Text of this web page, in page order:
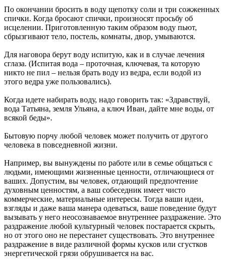
По окончании бросить в воду щепотку соли и три сожженных
спички. Когда бросают спички, произносят просьбу об
исцелении. Приготовленную таким образом воду пьют,
сбрызгивают тело, постель, комнаты, двор, умываются.
Для наговора берут воду испитую, как и в случае лечения
сглаза. (Испитая вода – проточная, ключевая, та которую
никто не пил – нельзя брать воду из ведра, если водой из
этого ведра уже пользовались).
Когда идете набирать воду, надо говорить так: «Здравствуй,
вода Татьяна, земля Ульяна, а ключ Иван, дайте мне воды, от
всякой беды».
Бытовую порчу любой человек может получить от другого
человека в повседневной жизни.
Например, вы вынуждены по работе или в семье общаться с
людьми, имеющими жизненные ценности, отличающиеся от
ваших. Допустим, вы человек, отдающий предпочтение
духовным ценностям, а ваш собеседник имеет чисто
коммерческие, материальные интересы. Тогда ваши идеи,
взгляды и даже ваша манера одеваться, ваше поведение будут
вызывать у него неосознаваемое внутреннее раздражение. Это
раздражение любой культурный человек постарается скрыть,
но от этого оно не перестанет существовать. Это внутреннее
раздражение в виде различной формы кусков или сгустков
энергетической грязи обрушивается на вас.